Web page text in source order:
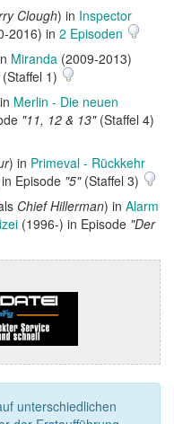
Clough) in Inspector
2016) in 2 Episoden
Miranda (2009-2013)
(Staffel 1)
Merlin - Die neuen
"11, 12 & 13"(Staffel 4)
) in Primeval - Rückkehr
Episode "5"(Staffel 3)
Chief Hillerman) in Alarm
(1996-) in Episode "Der
unterschiedlichen